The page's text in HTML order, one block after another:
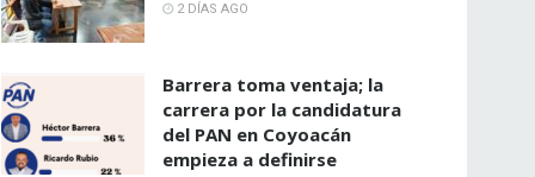
2 DÍAS AGO
Barrera toma ventaja; la
carrera por la candidatura
del PAN en Coyoacán
empieza a definirse